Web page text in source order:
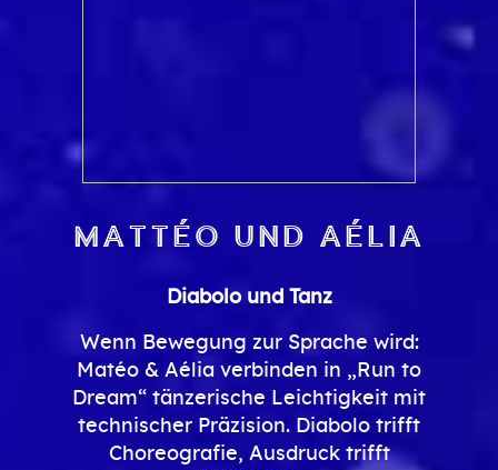
Mattéo und Aélia
Diabolo und Tanz
Wenn Bewegung zur Sprache wird:
Matéo & Aélia verbinden in „Run to
Dream“ tänzerische Leichtigkeit mit
technischer Präzision. Diabolo trifft
Choreografie, Ausdruck trifft